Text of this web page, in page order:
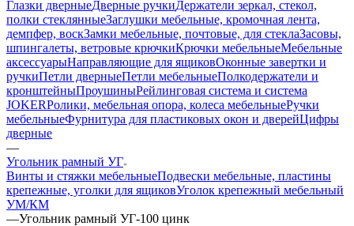
Глазки дверныеДверные ручкиДержатели зеркал, стекол,
полки стеклянныеЗаглушки мебельные, кромочная лента,
демпфер, воскЗамки мебельные, почтовые, для стеклаЗасовы,
шпингалеты, ветровые крючкиКрючки мебельныеМебельные
аксессуарыНаправляющие для ящиковОконные завертки и
ручкиПетли дверныеПетли мебельныеПолкодержатели и
кронштейныПроушиныРейлинговая система и система
JOKERРолики, мебельная опора, колеса мебельныеРучки
мебельныеФурнитура для пластиковых окон и дверейЦифры
дверные
—
Угольник рамный УГ
Винты и стяжки мебельныеПодвески мебельные, пластины
крепежные, уголки для ящиковУголок крепежный мебельный
УМ/КМ
—Угольник рамный УГ-100 цинк